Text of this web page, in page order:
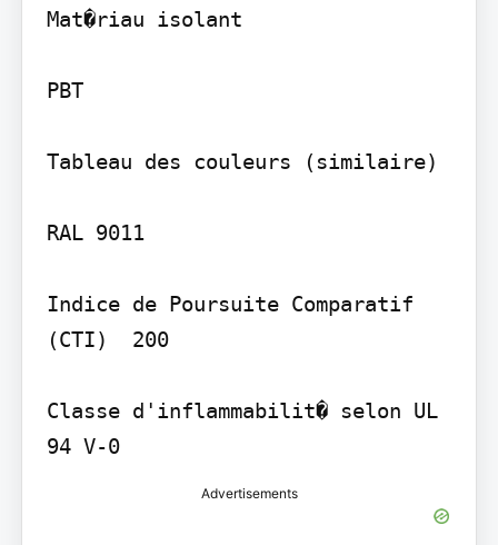
Mat�riau isolant
PBT
Tableau des couleurs (similaire)
RAL 9011
Indice de Poursuite Comparatif
(CTI)  200
Classe d'inflammabilit� selon UL
94 V-0
Advertisements